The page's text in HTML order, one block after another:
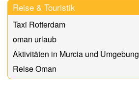
Reise & Touristik
Taxi Rotterdam
oman urlaub
Aktivitäten in Murcia und Umgebung
Reise Oman